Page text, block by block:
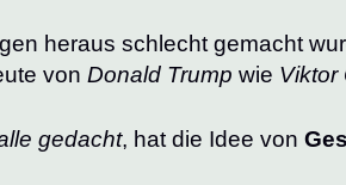
heraus schlecht gemacht
von Donald Trump wie Viktor
gedacht, hat die Idee von